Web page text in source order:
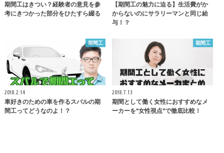
期間工はきつい？経験者の意見を参
考にきつかった部分をひたすら綴る
【期間工の魅力に迫る】生活費がか
からないのにサラリーマンと同じ給
与！？
期間工
2018.2.14
車好きのための車を作るスバルの期
間工ってどうなのよ！？
期間工
2018.7.13
期間として働く女性におすすめなメ
ーカーを"女性視点"で徹底比較！